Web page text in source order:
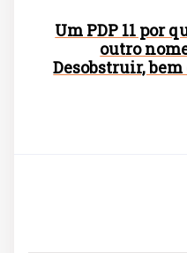
Um PDP 11 por
outro
Desobstruir,